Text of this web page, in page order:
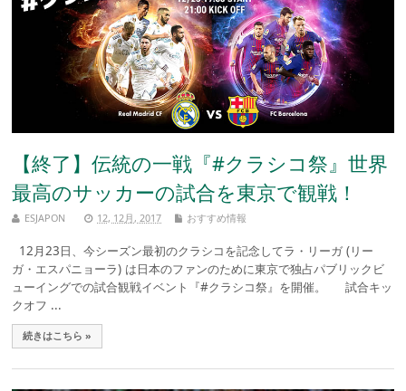
【終了】伝統の一戦『#クラシコ祭』世界
最高のサッカーの試合を東京で観戦！
ESJAPON 12, 12月, 2017 おすすめ情報
12月23日、今シーズン最初のクラシコを記念してラ・リーガ (リー
ガ・エスパニョーラ) は日本のファンのために東京で独占パブリックビ
ューイングでの試合観戦イベント『#クラシコ祭』を開催。 試合キッ
クオフ ...
続きはこちら »